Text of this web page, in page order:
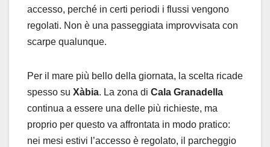
accesso, perché in certi periodi i flussi vengono
regolati. Non è una passeggiata improvvisata con
scarpe qualunque.
Per il mare più bello della giornata, la scelta ricade
spesso su Xàbia. La zona di Cala Granadella
continua a essere una delle più richieste, ma
proprio per questo va affrontata in modo pratico:
nei mesi estivi l’accesso è regolato, il parcheggio